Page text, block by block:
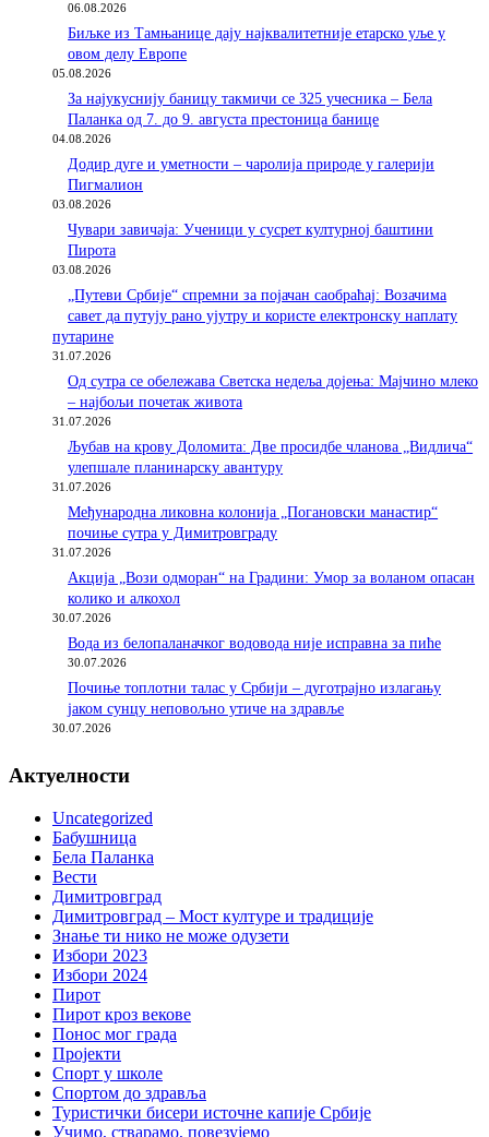
06.08.2026
Биљке из Тамњанице дају најквалитетније етарско уље у
овом делу Европе
05.08.2026
За најукуснију баницу такмичи се 325 учесника – Бела
Паланка од 7. до 9. августа престоница банице
04.08.2026
Додир дуге и уметности – чаролија природе у галерији
Пигмалион
03.08.2026
Чувари завичаја: Ученици у сусрет културној баштини
Пирота
03.08.2026
„Путеви Србије“ спремни за појачан саобраћај: Возачима
савет да путују рано ујутру и користе електронску наплату
путарине
31.07.2026
Од сутра се обележава Светска недеља дојења: Мајчино млеко
– најбољи почетак живота
31.07.2026
Љубав на крову Доломита: Две просидбе чланова „Видлича“
улепшале планинарску авантуру
31.07.2026
Међународна ликовна колонија „Погановски манастир“
почиње сутра у Димитровграду
31.07.2026
Акција „Вози одморан“ на Градини: Умор за воланом опасан
колико и алкохол
30.07.2026
Вода из белопаланачког водовода није исправна за пиће
30.07.2026
Почиње топлотни талас у Србији – дуготрајно излагању
јаком сунцу неповољно утиче на здравље
30.07.2026
Актуелности
Uncategorized
Бабушница
Бела Паланка
Вести
Димитровград
Димитровград – Мост културе и традиције
Знање ти нико не може одузети
Избори 2023
Избори 2024
Пирот
Пирот кроз векове
Понос мог града
Пројекти
Спорт у школе
Спортом до здравља
Туристички бисери источне капије Србије
Учимо, стварамо, повезујемо